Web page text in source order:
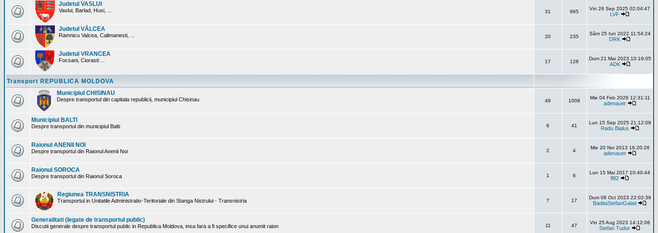
Judetul VASLUI
Vaslui, Barlad, Husi, ... 31 665
Vin 26 Sep 2025 02:04:47
LVF
Judetul VÂLCEA
Ramnicu Valcea, Calimanesti, ... 20 235
Sâm 25 Iun 2022 11:54:24
DRK
Judetul VRANCEA
Focsani, Ciorasti ... 17 128
Dum 21 Mai 2023 10:19:05
ADK
Transport REPUBLICA MOLDOVA
Municipiul CHISINAU
Despre transportul din capitala republicii, municipiul Chisinau 49 1008
Mie 04 Feb 2026 12:31:11
adenauer
Municipiul BALTI
Despre transportul din municipiul Balti 6 41
Lun 15 Sep 2025 21:12:09
Radu Bialus
Raionul ANENII NOI
Despre transportul din Raionul Anenii Noi 2 4
Mie 20 Noi 2013 16:20:26
adenauer
Raionul SOROCA
Despre transportul din Raionul Soroca 1 6
Lun 15 Mai 2017 10:40:44
fl82
Regiunea TRANSNISTRIA
Transportul in Unitatile Administrativ-Teritoriale din Stanga Nistrului - Transnistria 7 17
Dum 08 Oct 2023 22:02:39
BaditaStefanGalati
Generalitati (legate de transportul public)
Discutii generale despre transportul public in Republica Moldova, insa fara a fi specifice unui anumit raion 11 47
Vin 25 Aug 2023 14:12:06
Stefan Tudor